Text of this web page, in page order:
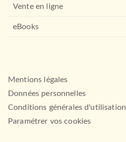
Vente en ligne
eBooks
Mentions légales
Données personnelles
Conditions générales d'utilisation
Paramétrer vos cookies